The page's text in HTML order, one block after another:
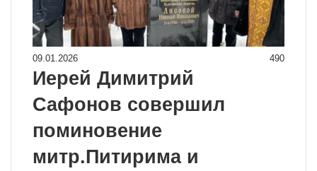
09.01.2026 490
Иерей Димитрий
Сафонов совершил
поминовение
митр.Питирима и